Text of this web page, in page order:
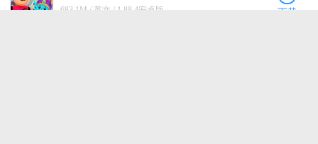
683.1M / 英文 / 1.88.4安卓版 下载